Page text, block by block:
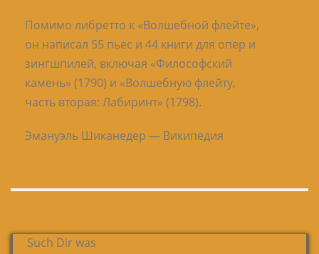
Помимо либретто к «Волшебной флейте»,
он написал 55 пьес и 44 книги для опер и
зингшпилей, включая «Философский
камень» (1790) и «Волшебную флейту,
часть вторая: Лабиринт» (1798).
Эмануэль Шиканедер — Википедия
Such Dir was